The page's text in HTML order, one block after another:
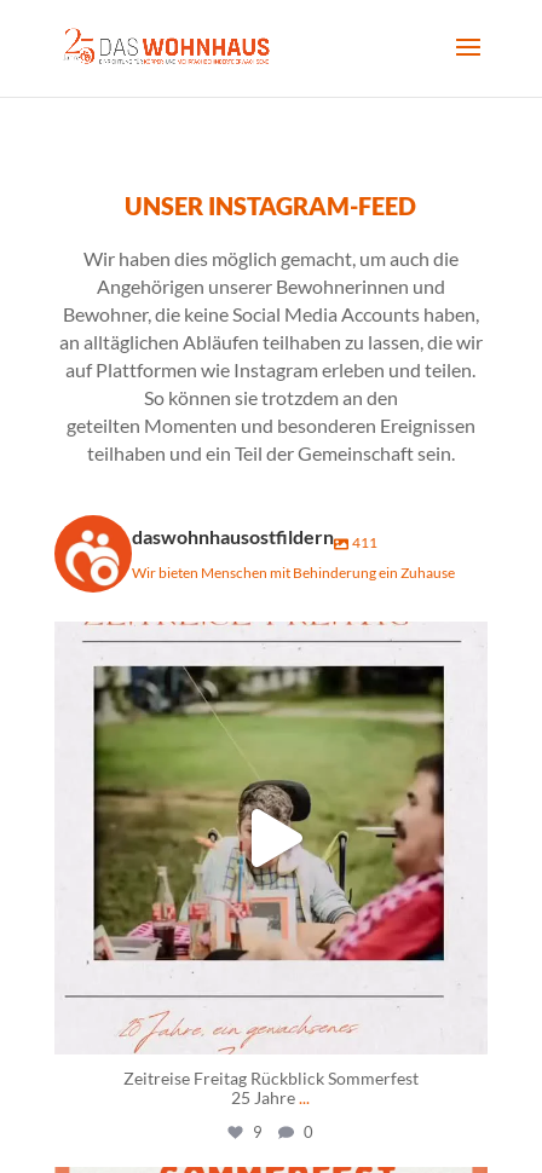
UNSER INSTAGRAM-FEED
Wir haben dies möglich gemacht, um auch die
Angehörigen unserer Bewohnerinnen und
Bewohner, die keine Social Media Accounts haben,
an alltäglichen Abläufen teilhaben zu lassen, die wir
auf Plattformen wie Instagram erleben und teilen.
So können sie trotzdem an den
geteilten Momenten und besonderen Ereignissen
teilhaben und ein Teil der Gemeinschaft sein.
daswohnhausostfildern
411
Wir bieten Menschen mit Behinderung ein Zuhause
daswohnhausostfildern
Zeitreise Freitag Rückblick Sommerfest
25 Jahre ...
9 0